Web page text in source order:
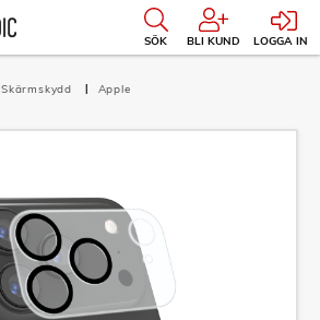
SÖK BLI KUND LOGGA IN
Skärmskydd Apple